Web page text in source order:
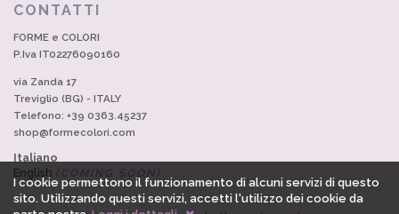
CONTATTI
FORME e COLORI
P.Iva IT02276090160
via Zanda 17
Treviglio (BG) - ITALY
Telefono: +39 0363.45237
shop@formecolori.com
Italiano
English (COMING SOON)
I cookie permettono il funzionamento di alcuni servizi di questo
sito. Utilizzando questi servizi, accetti l'utilizzo dei cookie da